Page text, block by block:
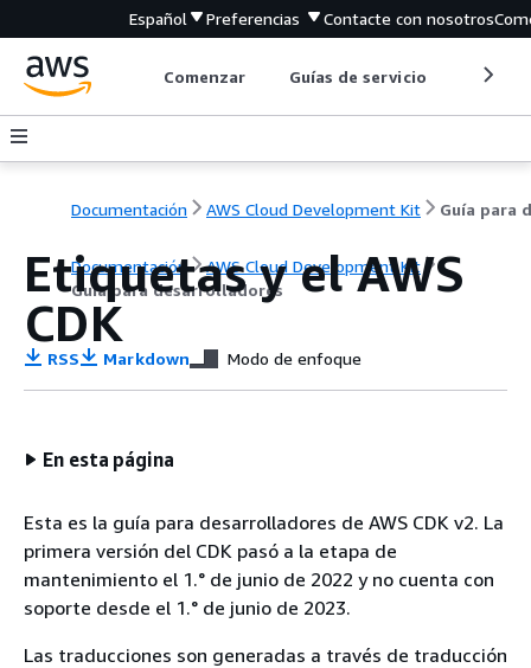
Español Preferencias Contacte con nosotros
Comenzar Guías de servicio
Documentación AWS Cloud Development Kit
Documentación
AWS Cloud Development Kit
Guía para desarrolladores
Etiquetas y el AWS
CDK
RSS Markdown Modo de enfoque
En esta página
Esta es la guía para desarrolladores de AWS CDK v2. La
primera versión del CDK pasó a la etapa de
mantenimiento el 1.° de junio de 2022 y no cuenta con
soporte desde el 1.° de junio de 2023.
Las traducciones son generadas a través de traducción